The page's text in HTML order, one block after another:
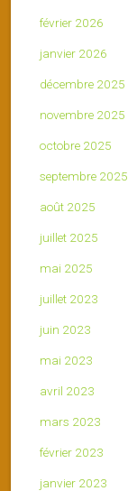
février 2026
janvier 2026
décembre 2025
novembre 2025
octobre 2025
septembre 2025
août 2025
juillet 2025
mai 2025
juillet 2023
juin 2023
mai 2023
avril 2023
mars 2023
février 2023
janvier 2023